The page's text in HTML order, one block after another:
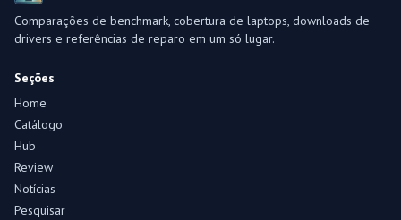
Comparações de benchmark, cobertura de laptops, downloads de
drivers e referências de reparo em um só lugar.
Seções
Home
Catálogo
Hub
Review
Notícias
Pesquisar